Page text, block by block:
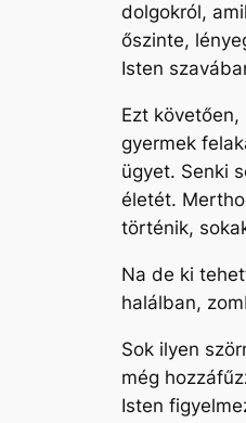
dolgokról,
őszinte,
Isten
Ezt
gyermek
ügyet. Senki
életét.
történik,
Na de ki
halálban,
Sok ilyen
még
Isten